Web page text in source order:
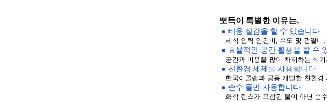
뽀득이 특별한 이유는,
● 비용 절감을 할 수 있습니다
세척 인력 인건비, 수도 및 광열비
● 효율적인 공간 활용을 할 수
공간과 비용을 많이 차지하는 식
● 친환경 세제를 사용합니다
한국이콜랩과 공동 개발한 친환경
● 순수 물만 사용합니다
화학 린스가 포함된 물이 아닌 순